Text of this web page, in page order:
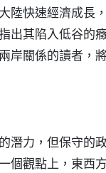
陸快速經濟成長
出其陷入低谷的
岸關係的讀者，
潛力，但保守的
個觀點上，東西